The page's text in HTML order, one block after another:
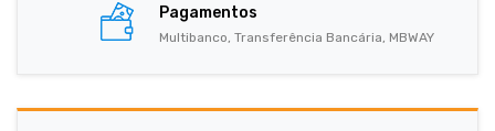
Pagamentos
Multibanco, Transferência Bancária, MBWAY